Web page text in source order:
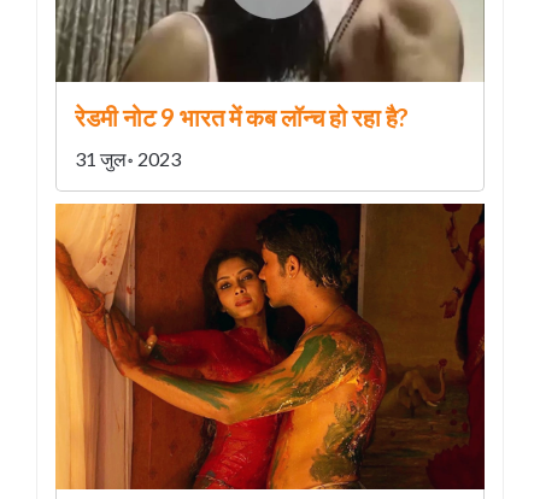
रेडमी नोट 9 भारत में कब लॉन्च हो रहा है?
31 जुल॰ 2023